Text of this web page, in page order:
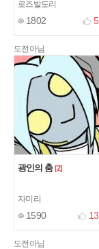
로즈발도리
1802 5
도전아님
광인의 춤 [2]
자미리
1590 13
도전아님